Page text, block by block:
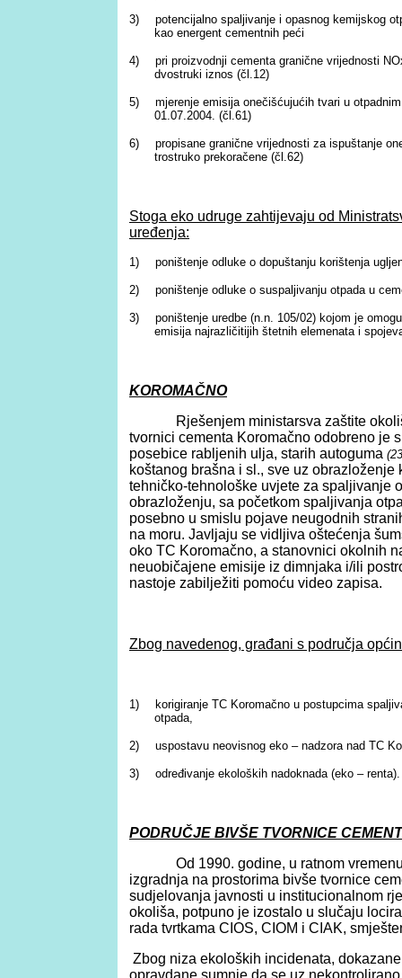
3)
potencijalno spaljivanje i opasnog kemijskog
kao energent cementnih peći
4)
pri proizvodnji cementa granične vrijednosti
dvostruki iznos (čl.12)
5)
mjerenje emisija onečišćujućih tvari u
01.07.2004. (čl.61)
6)
propisane granične vrijednosti za ispuštanje
trostruko prekoračene (čl.62)
Stoga eko udruge zahtijevaju od
uređenja:
1) poništenje odluke o dopuštanju korištenja
2) poništenje odluke o suspaljivanju otpada u
3)
poništenje uredbe (n.n. 105/02) kojom je
emisija najrazličitijih štetnih elemenata i
KOROMAČNO
Rješenjem ministarsva zaštite
tvornici cementa Koromačno odobreno je
posebice rabljenih ulja, starih autoguma
koštanog brašna i sl., sve uz
tehničko-tehnološke uvjete za spaljivanje
obrazloženju, sa početkom spaljivanja
posebno u smislu pojave neugodnih
na moru. Javljaju se vidljiva oštećenja
oko TC Koromačno, a stanovnici okolnih
neuobičajene emisije iz dimnjaka i/ili
nastoje zabilježiti pomoću video zapisa.
Zbog navedenog, građani s područja
1)
korigiranje TC Koromačno u postupcima
otpada,
2) uspostavu neovisnog eko – nadzora nad TC
3) određivanje ekoloških nadoknada (eko – renta).
PODRUČJE BIVŠE TVORNICE
Od 1990. godine, u ratnom
izgradnja na prostorima bivše tvornice
sudjelovanja javnosti u institucionalnom
okoliša, potpuno je izostalo u slučaju
rada tvrtkama CIOS, CIOM i CIAK,
Zbog niza ekoloških incidenata,